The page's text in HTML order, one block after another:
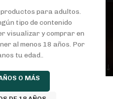
para adultos.
tipo de contenido
visualizar y comprar en
al menos 18 años. Por
tu edad..
O MÁS
con cola
“plug anal con cola”